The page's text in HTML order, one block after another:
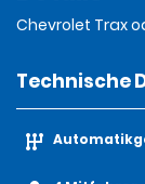
Chevrolet Trax
Technische